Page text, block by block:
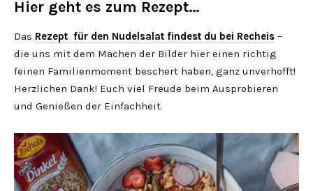
Hier geht es zum Rezept…
Das Rezept für den Nudelsalat findest du bei Recheis –
die uns mit dem Machen der Bilder hier einen richtig
feinen Familienmoment beschert haben, ganz unverhofft!
Herzlichen Dank! Euch viel Freude beim Ausprobieren
und Genießen der Einfachheit.